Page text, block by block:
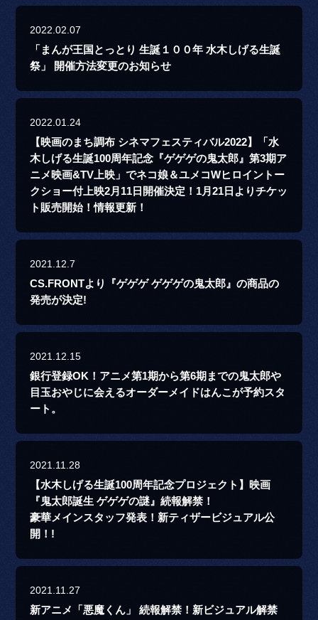
2022.02.07
「まんが王国とっとり 生誕１００年 水木しげる生誕
祭」 開催方法変更のお知らせ
2022.01.24
【映画のまち調布 シネマフェスティバル2022】「水
木しげる生誕100周年記念『ゲゲゲの鬼太郎』第3期ア
ニメ映画&TV上映」でネコ娘＆ユメコWヒロイントー
クショー付上映2月11日開催決定！1月21日よりチケッ
ト販売開始！情報更新！
2021.12.7
CS.FRONTより『ゲゲゲ ゲゲゲの鬼太郎』の商品の
発売が決定!
2021.12.15
銀行登録OK！アニメ第1期から第6期までの鬼太郎や
目玉おやじに会えるオーダーメイドはんこが予約スタ
ート。
2021.11.28
【水木しげる生誕100周年記念プロジェクト】映画
『鬼太郎誕生 ゲゲゲの謎』続報解禁！
豪華メインスタッフ発表！新ティザービジュアル公
開！!
2021.11.27
新アニメ「悪魔くん」 続報解禁！新ビジュアル解禁